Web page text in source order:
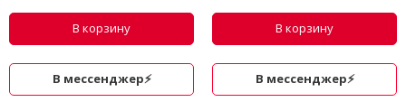
В корзину
В мессенджер⚡
В корзину
В мессенджер⚡